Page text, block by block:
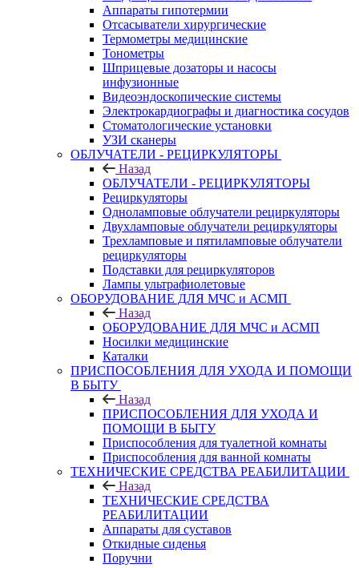
Аппараты гипотермии
Отсасыватели хирургические
Термометры медицинские
Тонометры
Шприцевые дозаторы и насосы
инфузионные
Видеоэндоскопические системы
Электрокардиографы и диагностика сосудов
Стоматологические установки
УЗИ сканеры
ОБЛУЧАТЕЛИ - РЕЦИРКУЛЯТОРЫ
Назад
ОБЛУЧАТЕЛИ - РЕЦИРКУЛЯТОРЫ
Рециркуляторы
Одноламповые облучатели рециркуляторы
Двухламповые облучатели рециркуляторы
Трехламповые и пятиламповые облучатели
рециркуляторы
Подставки для рециркуляторов
Лампы ультрафиолетовые
ОБОРУДОВАНИЕ ДЛЯ МЧС и АСМП
Назад
ОБОРУДОВАНИЕ ДЛЯ МЧС и АСМП
Носилки медицинские
Каталки
ПРИСПОСОБЛЕНИЯ ДЛЯ УХОДА И ПОМОЩИ
В БЫТУ
Назад
ПРИСПОСОБЛЕНИЯ ДЛЯ УХОДА И
ПОМОЩИ В БЫТУ
Приспособления для туалетной комнаты
Приспособления для ванной комнаты
ТЕХНИЧЕСКИЕ СРЕДСТВА РЕАБИЛИТАЦИИ
Назад
ТЕХНИЧЕСКИЕ СРЕДСТВА
РЕАБИЛИТАЦИИ
Аппараты для суставов
Откидные сиденья
Поручни